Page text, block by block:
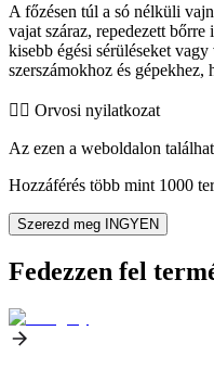
A főzésen túl a só nélküli
vajat száraz, repedezett
kisebb égési sérüléseket
szerszámokhoz és gépekhez,
👨‍⚕️️ Orvosi nyilatkozat
Az ezen a weboldalon
Hozzáférés több mint 1000
Szerezd meg INGYEN
Fedezzen fel